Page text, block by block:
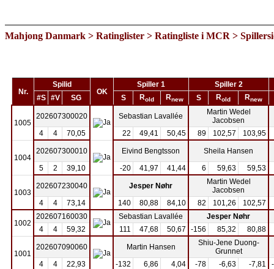
Mahjong Danmark > Ratinglister > Ratingliste i MCR >
Nr.
Spilid
OK
Spiller 1
Spiller 2
#S
#V SG S Rold Rnew S Rold Rnew
1005
202607300020 Sebastian Lavallée
Martin Wedel
Jacobsen
4
4 70,05 22 49,41 50,45 89 102,57 103,95
1004
202607300010 Eivind Bengtsson
Sheila Hansen
5
2 39,10 -20 41,97 41,44 6 59,63 59,53
1003
202607230040 Jesper Nøhr
Martin Wedel
Jacobsen
4
4 73,14 140 80,88 84,10 82 101,26 102,57
1002
202607160030 Sebastian Lavallée
Jesper Nøhr
4
4 59,32 111 47,68 50,67 -156 85,32 80,88
1001
202607090060 Martin Hansen
Shiu-Jene Duong-
Grunnet
4
4 22,93 -132 6,86 4,04 -78 -6,63 -7,81